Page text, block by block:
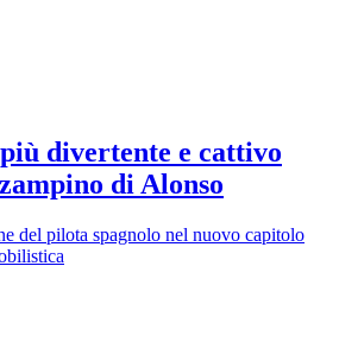
divertente e cattivo
di Alonso
del pilota spagnolo nel nuovo capitolo